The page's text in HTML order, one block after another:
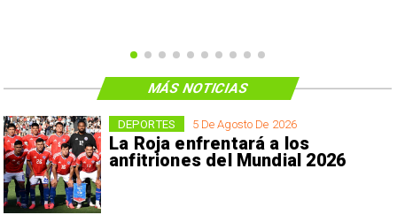
5 De Agosto De 2026
La Roja enfrentará a los
anfitriones del Mundial 2026
DEPORTES
MÁS NOTICIAS